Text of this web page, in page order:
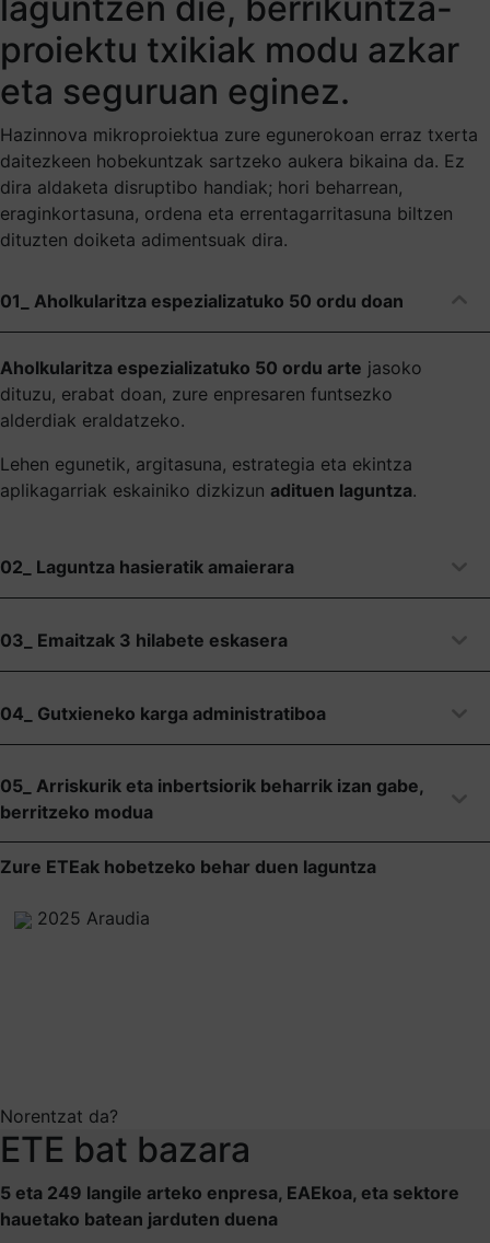
proiektu txikiak modu azkar
eta seguruan eginez.
Hazinnova mikroproiektua zure egunerokoan erraz txerta
daitezkeen hobekuntzak sartzeko aukera bikaina da. Ez
dira aldaketa disruptibo handiak; hori beharrean,
eraginkortasuna, ordena eta errentagarritasuna biltzen
dituzten doiketa adimentsuak dira.
01_ Aholkularitza espezializatuko 50 ordu doan
Aholkularitza espezializatuko 50 ordu arte jasoko
dituzu, erabat doan, zure enpresaren funtsezko
alderdiak eraldatzeko.
Lehen egunetik, argitasuna, estrategia eta ekintza
aplikagarriak eskainiko dizkizun adituen laguntza.
02_ Laguntza hasieratik amaierara
03_ Emaitzak 3 hilabete eskasera
04_ Gutxieneko karga administratiboa
05_ Arriskurik eta inbertsiorik beharrik izan gabe,
berritzeko modua
Zure ETEak hobetzeko behar duen laguntza
2025 Araudia
Norentzat da?
ETE bat bazara
5 eta 249 langile arteko enpresa, EAEkoa, eta sektore
hauetako batean jarduten duena